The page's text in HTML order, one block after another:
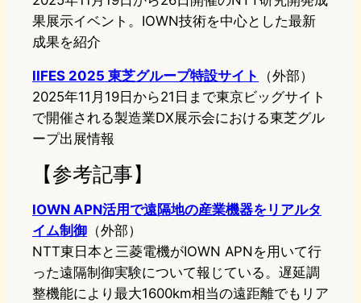
果展示イベント。IOWN技術を中心とした最新
成果を紹介
IIFES 2025 東芝グループ特設サイト
（外部）
2025年11月19日から21日まで東京ビッグサイト
で開催される製造業DX展示会における東芝グル
ープ出展情報
【参考記事】
IOWN APN活用で遠隔地の産業機器をリアルタ
イム制御 （外部）
NTT東日本と三菱電機がIOWN APNを用いて行
った遠隔制御実験について報じている。遅延調
整機能により最大1600km相当の遠距離でもリア